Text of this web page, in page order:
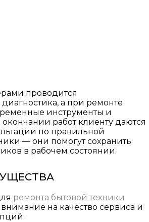
проводится
а при ремонте
инструменты и
работ клиенту даются
по правильной
— они помогут сохранить
в рабочем состоянии.
ремонта бытовой техники
на качество сервиса и